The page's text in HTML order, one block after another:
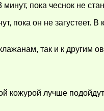
пока чеснок не
пока он не загустеет.
так и к другим
кожурой лучше